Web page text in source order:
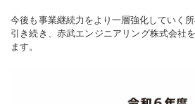
今後も事業継続力をより一層強化していく所
引き続き、赤武エンジニアリング株式会社
ます。